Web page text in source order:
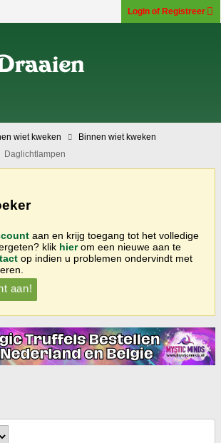
Login of Registreer
wiet kweken
Binnen wiet kweken
Daglichtlampen
aan en krijg toegang tot het volledige
klik hierom een nieuwe aan te
op indien u problemen ondervindt met
aan!